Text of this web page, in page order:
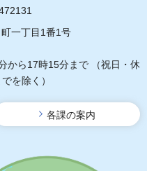
一丁目1番1号
から17時15分まで
（祝日・休
を除く）
各課の案内